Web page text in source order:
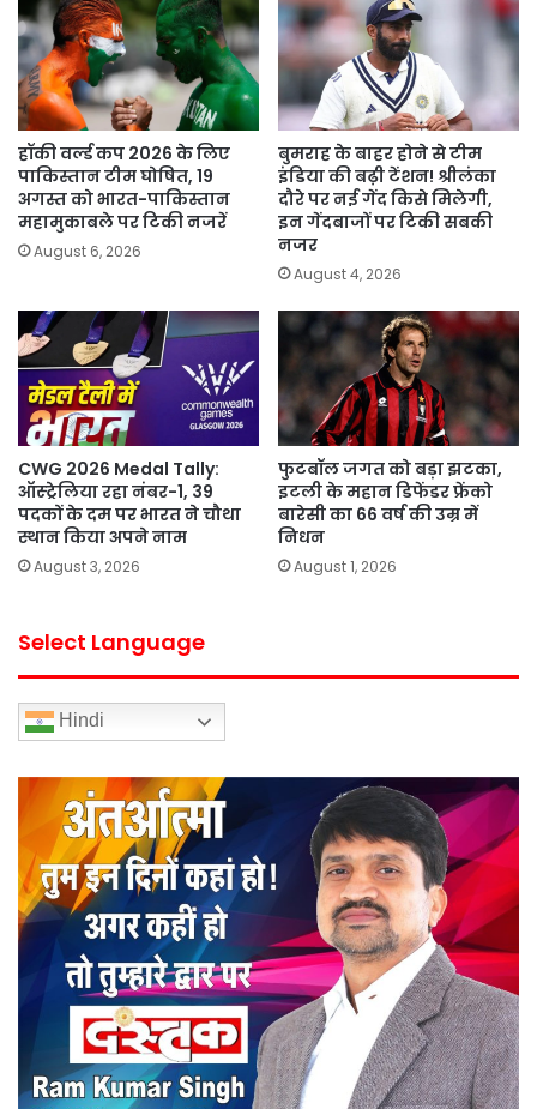
हॉकी वर्ल्ड कप 2026 के लिए
पाकिस्तान टीम घोषित, 19
अगस्त को भारत-पाकिस्तान
महामुकाबले पर टिकी नजरें
August 6, 2026
बुमराह के बाहर होने से टीम
इंडिया की बढ़ी टेंशन! श्रीलंका
दौरे पर नई गेंद किसे मिलेगी,
इन गेंदबाजों पर टिकी सबकी
नजर
August 4, 2026
CWG 2026 Medal Tally:
ऑस्ट्रेलिया रहा नंबर-1, 39
पदकों के दम पर भारत ने चौथा
स्थान किया अपने नाम
August 3, 2026
फुटबॉल जगत को बड़ा झटका,
इटली के महान डिफेंडर फ्रेंको
बारेसी का 66 वर्ष की उम्र में
निधन
August 1, 2026
Select Language
Hindi